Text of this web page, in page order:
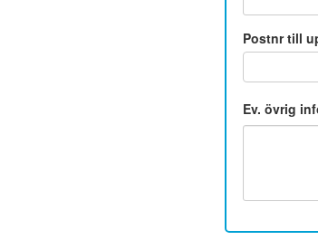
Postnr till
Ev. övrig